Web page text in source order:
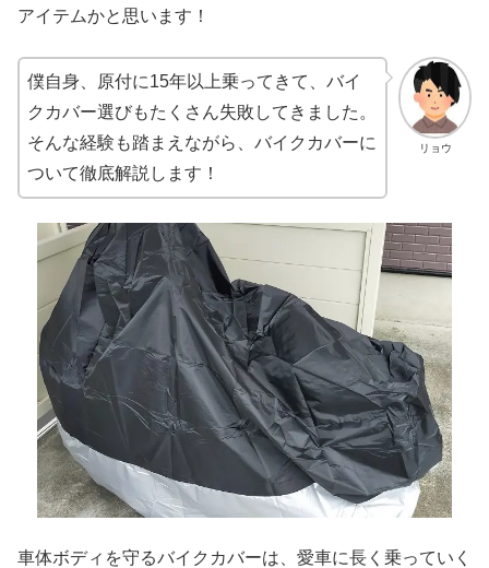
アイテムかと思います！
リョウ
僕自身、原付に15年以上乗ってきて、バイ
クカバー選びもたくさん失敗してきました。
そんな経験も踏まえながら、バイクカバーに
ついて徹底解説します！
車体ボディを守るバイクカバーは、愛車に長く乗っていく